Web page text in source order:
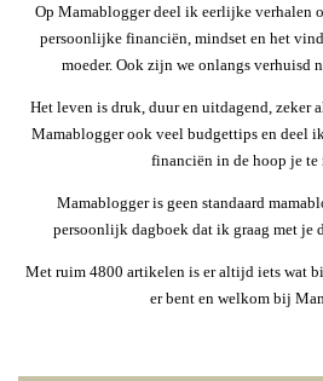
Op Mamablogger deel ik eerlijke verhalen
persoonlijke financiën, mindset en het
moeder. Ook zijn we onlangs verhuisd
Het leven is druk, duur en uitdagend, zeker
Mamablogger ook veel budgettips en deel
financiën in de hoop je te
Mamablogger is geen standaard
persoonlijk dagboek dat ik graag met je
Met ruim 4800 artikelen is er altijd iets wat
er bent en welkom bij